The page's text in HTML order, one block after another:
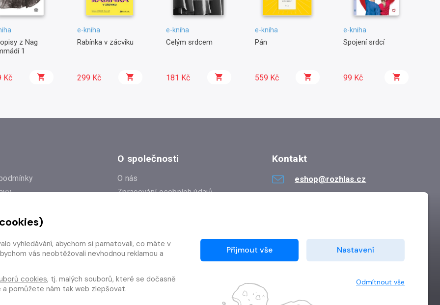
z Nag
1
Kč
e-kniha
Rabínka v zácviku
299 Kč
e-kniha
Celým srdcem
181 Kč
e-kniha
Pán
559 Kč
e-kniha
Spojení srdcí
99 Kč
od smlouvy
O společnosti
O nás
Zpracování osobních údajů
Kontakt
eshop@rozhlas.cz
vyhledávání, abychom si pamatovali, co máte v
vás neobtěžovali nevhodnou reklamou a
cookies, tj. malých souborů, které se dočasně
a pomůžete nám tak web zlepšovat.
Přijmout vše Nastavení
Odmítnout vše